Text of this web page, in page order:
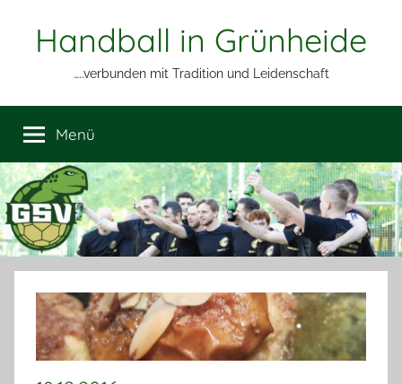
Handball in Grünheide
…..verbunden mit Tradition und Leidenschaft
Menü